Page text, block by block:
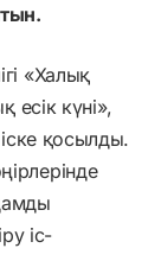
«Халық
есік күні»,
қосылды.
іс-